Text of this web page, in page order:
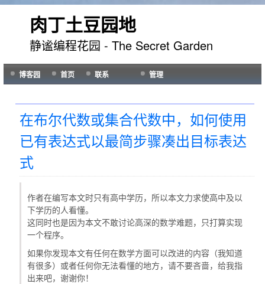
肉丁土豆园地
静谧编程花园 - The Secret Garden
博客园 首页 联系 管理
在布尔代数或集合代数中，如何使用
已有表达式以最简步骤凑出目标表达
式
作者在编写本文时只有高中学历，所以本文力求使高中及以
下学历的人看懂。
这同时也是因为本文不敢讨论高深的数学难题，只打算实现
一个程序。
如果你发现本文有任何在数学方面可以改进的内容（我知道
有很多）或者任何你无法看懂的地方，请不要吝啬，给我指
出来吧，谢谢你！